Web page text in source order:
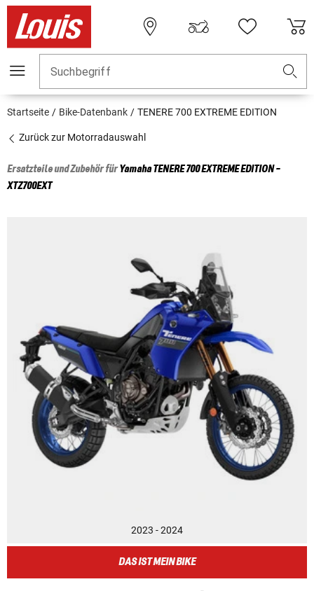
Suchbegriff
Startseite Bike-Datenbank TENERE 700 EXTREME EDITION
Zurück zur Motorradauswahl
Ersatzteile und Zubehör fürYamahaTENERE 700 EXTREME EDITION -
XTZ700EXT
2023 - 2024
DAS IST MEIN BIKE